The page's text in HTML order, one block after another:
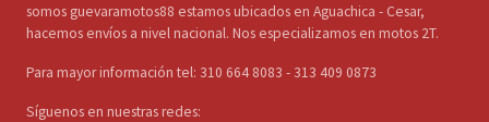
somos guevaramotos88 estamos ubicados en Aguachica - Cesar,
hacemos envíos a nivel nacional. Nos especializamos en motos 2T.
Para mayor información tel: 310 664 8083 - 313 409 0873
Síguenos en nuestras redes: